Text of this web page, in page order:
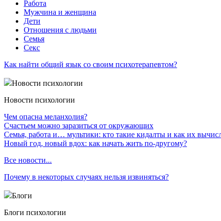
Работа
Мужчина и женщина
Дети
Отношения с людьми
Семья
Секс
Как найти общий язык со своим психотерапевтом?
Новости психологии
Новости психологии
Чем опасна меланхолия?
Счастьем можно заразиться от окружающих
Семья, работа и… мультики: кто такие кидалты и как их
Новый год, новый вдох: как начать жить по-другому?
Все новости...
Почему в некоторых случаях нельзя извиняться?
Блоги
Блоги психологии